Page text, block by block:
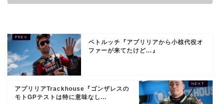
ペトルッチ『アプリリアから小椋代役オ
ファーが来てたけど…』
アプリリアTrackhouse『ゴンザレスの
モトGPテストは特に意味なし...